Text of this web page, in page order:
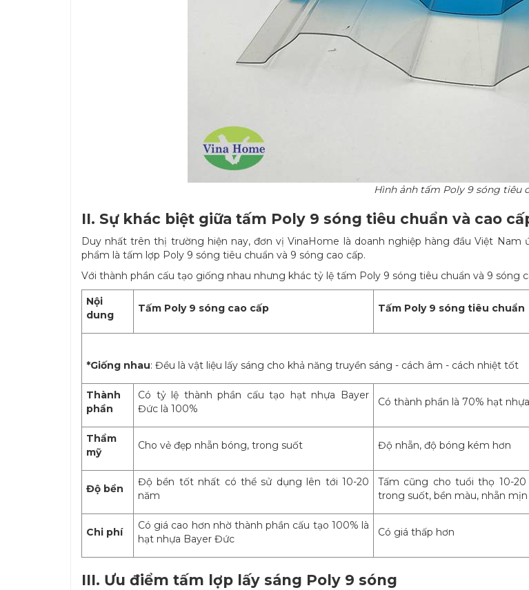
Hình ảnh tấm Poly 9 sóng tiêu
II. Sự khác biệt giữa tấm Poly 9 sóng tiêu chuẩn và cao
Duy nhất trên thị trường hiện nay, đơn vị VinaHome là doanh nghiệp hàng đầu Việt
phẩm là tấm lợp Poly 9 sóng tiêu chuẩn và 9 sóng cao cấp.
Với thành phần cấu tạo giống nhau nhưng khác tỷ lệ tấm Poly 9 sóng tiêu chuẩn và 9 sóng
Nội
dung
Tấm Poly 9 sóng cao cấp Tấm Poly 9 sóng tiêu chuẩn
*Giống nhau: Đều là vật liệu lấy sáng cho khả năng truyền sáng - cách âm - cách nhiệt tốt
Thành
phần
Có tỷ lệ thành phần cấu tạo hạt nhựa Bayer
Đức là 100%
Có thành phần là 70% hạt
Thẩm
mỹ
Cho vẻ đẹp nhẵn bóng, trong suốt Độ nhẵn, độ bóng kém hơn
Độ bền
Độ bền tốt nhất có thể sử dụng lên tới 10-20
năm
Tấm cũng cho tuổi thọ 10-
trong suốt, bền màu, nhẵn mịn
Chi phí
Có giá cao hơn nhờ thành phần cấu tạo 100% là
hạt nhựa Bayer Đức
Có giá thấp hơn
III. Ưu điểm tấm lợp lấy sáng Poly 9 sóng